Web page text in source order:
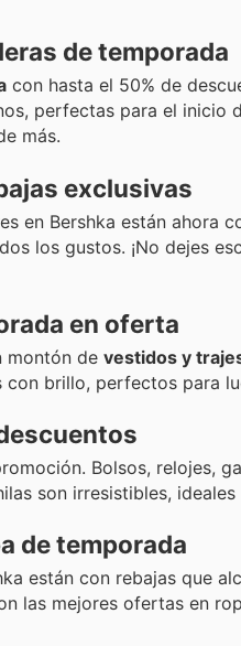
de temporada
con hasta el 50% de
perfectas para el
más.
exclusivas
en Bershka están ahora
los gustos. ¡No dejes
en oferta
montón de vestidos y
brillo, perfectos para
Bolsos, relojes,
son irresistibles,
de temporada
están con rebajas que
las mejores ofertas en